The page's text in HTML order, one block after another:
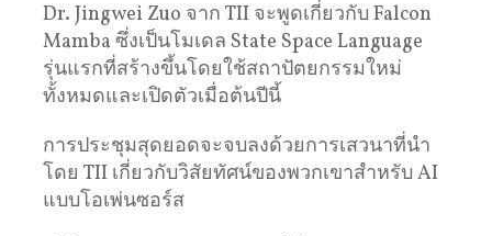
Dr. Jingwei Zuo จาก TII จะพูดเกี่ยวกับ Falcon
Mamba ซึ่งเป็นโมเดล State Space Language
รุ่นแรกที่สร้างขึ้นโดยใช้สถาปัตยกรรมใหม่
ทั้งหมดและเปิดตัวเมื่อต้นปีนี้
การประชุมสุดยอดจะจบลงด้วยการเสวนาที่นํา
โดย TII เกี่ยวกับวิสัยทัศน์ของพวกเขาสําหรับ AI
แบบโอเพ่นซอร์ส